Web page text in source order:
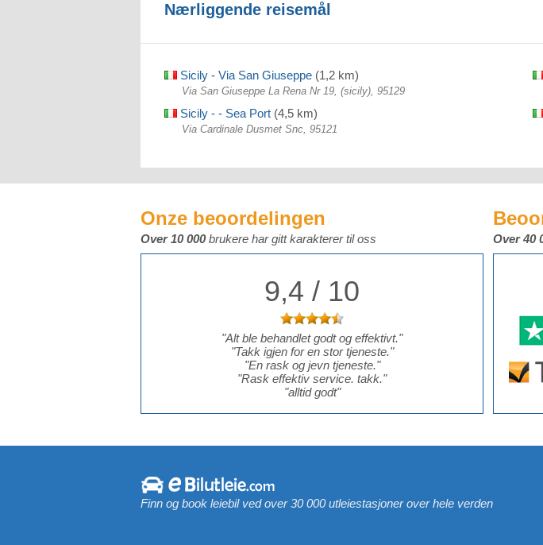
Nærliggende reisemål
Sicily - Via San Giuseppe (1,2 km)
Via San Giuseppe La Rena Nr 19, (sicily), 95129
Sicily - - Sea Port (4,5 km)
Via Cardinale Dusmet Snc, 95121
Onze beoordelingen
Over 10 000brukere har gitt karakterer til oss
9,4 / 10
"Alt ble behandlet godt og effektivt."
"Takk igjen for en stor tjeneste."
"En rask og jevn tjeneste."
"Rask effektiv service. takk."
"alltid godt"
Over 40
Finn og book leiebil ved over 30 000 utleiestasjoner over hele verden